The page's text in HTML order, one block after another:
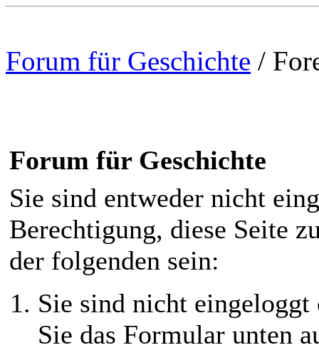
Forum für Geschichte /
Forum für Geschichte
Sie sind entweder nicht
Berechtigung, diese Seite
der folgenden sein:
Sie sind nicht
Sie das Formular unten